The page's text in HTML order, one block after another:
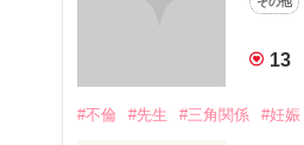
13
#不倫 #先生 #三角関係 #妊娠